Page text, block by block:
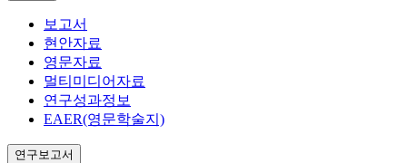
보고서
현안자료
영문자료
멀티미디어자료
연구성과정보
EAER(영문학술지)
연구보고서